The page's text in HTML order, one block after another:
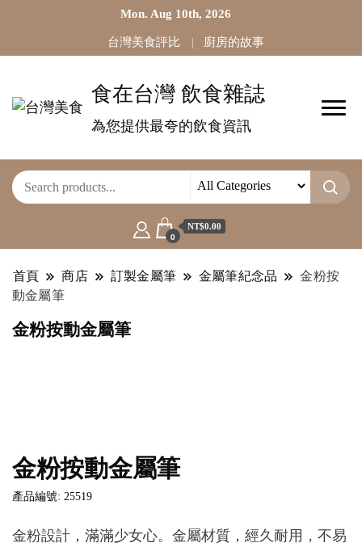
Mon. Aug 10th, 2026
台灣美食評比 廚房的故事
食在台灣 飲食雜誌
為您提供最夸的飲食資訊
0
NT$0.00
首頁 商店 訂製金屬筆 金屬筆紀念品
金粉按
動金屬筆
金粉按動金屬筆
金粉按動金屬筆
產品編號: 25519
金粉設計，滿滿少女心。金屬材質，經久耐用，不易